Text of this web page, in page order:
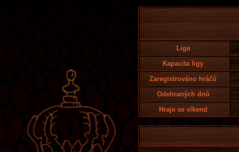
Liga
Kapacita ligy
Zaregistrováno hráčů
Odehraných dnů
Hraje se víkend